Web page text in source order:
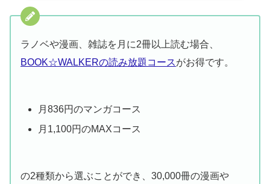
ラノベや漫画、雑誌を月に2冊以上読む場合、
BOOK☆WALKERの読み放題コースがお得です。
月836円のマンガコース
月1,100円のMAXコース
の2種類から選ぶことができ、30,000冊の漫画や